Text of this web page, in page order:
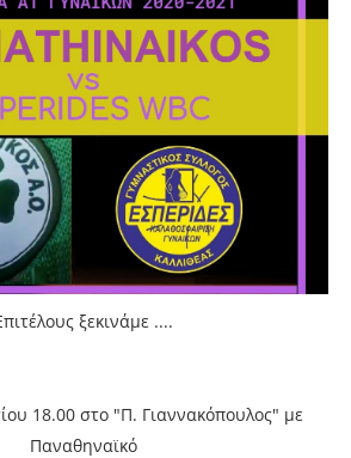
ξεκινάμε ....
18.00 στο "Π. Γιαννακόπουλος" με
Παναθηναϊκό